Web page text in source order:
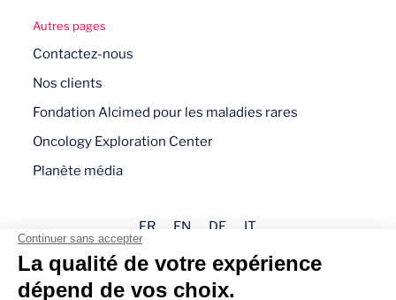
Autres pages
Contactez-nous
Nos clients
Fondation Alcimed pour les maladies rares
Oncology Exploration Center
Planète média
FR EN DE IT